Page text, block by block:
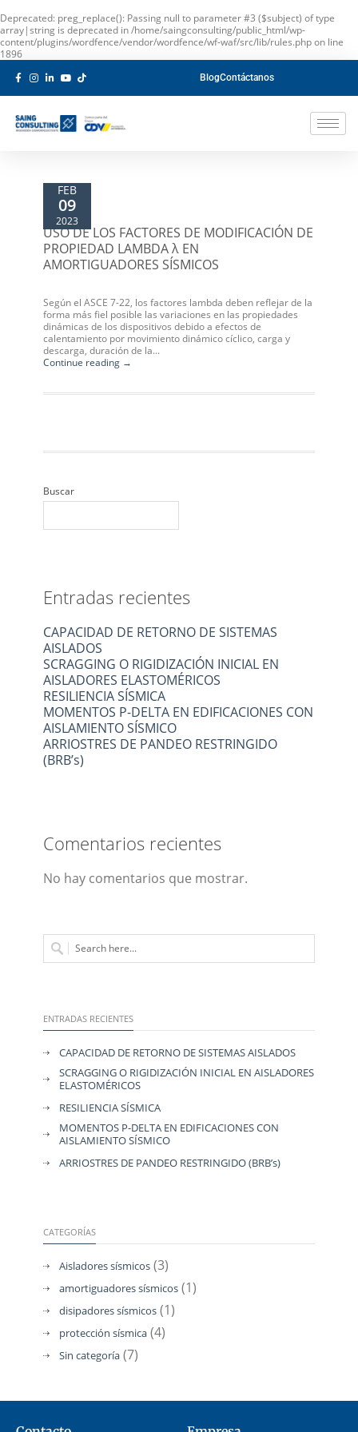
Deprecated: preg_replace(): Passing null to parameter #3 ($subject) of type
array|string is deprecated in/home/saingconsulting/public_html/wp-
content/plugins/wordfence/vendor/wordfence/wf-waf/src/lib/rules.phpon line
1896
BlogContáctanos
FEB
09
2023
USO DE LOS FACTORES DE MODIFICACIÓN DE
PROPIEDAD LAMBDA λ EN
AMORTIGUADORES SÍSMICOS
Según el ASCE 7-22, los factores lambda deben reflejar de la
forma más fiel posible las variaciones en las propiedades
dinámicas de los dispositivos debido a efectos de
calentamiento por movimiento dinámico cíclico, carga y
descarga, duración de la...
Continue reading →
Buscar
Entradas recientes
CAPACIDAD DE RETORNO DE SISTEMAS
AISLADOS
SCRAGGING O RIGIDIZACIÓN INICIAL EN
AISLADORES ELASTOMÉRICOS
RESILIENCIA SÍSMICA
MOMENTOS P-DELTA EN EDIFICACIONES CON
AISLAMIENTO SÍSMICO
ARRIOSTRES DE PANDEO RESTRINGIDO
(BRB’s)
Comentarios recientes
No hay comentarios que mostrar.
ENTRADAS RECIENTES
CAPACIDAD DE RETORNO DE SISTEMAS AISLADOS
SCRAGGING O RIGIDIZACIÓN INICIAL EN AISLADORES
ELASTOMÉRICOS
RESILIENCIA SÍSMICA
MOMENTOS P-DELTA EN EDIFICACIONES CON
AISLAMIENTO SÍSMICO
ARRIOSTRES DE PANDEO RESTRINGIDO (BRB’s)
CATEGORÍAS
Aisladores sísmicos (3)
amortiguadores sísmicos (1)
disipadores sísmicos (1)
protección sísmica (4)
Sin categoría (7)